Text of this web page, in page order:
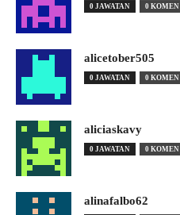
0 JAWATAN 0 KOMEN
alicetober505
0 JAWATAN 0 KOMEN
aliciaskavy
0 JAWATAN 0 KOMEN
alinafalbo62